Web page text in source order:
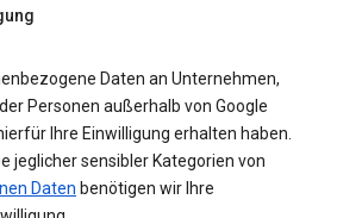
Daten an Unternehmen,
Personen außerhalb von Google
Ihre Einwilligung erhalten haben.
jeglicher sensibler Kategorien von
Daten benötigen wir Ihre